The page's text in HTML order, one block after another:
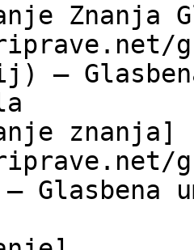
Znanja
—
znanja]
— Glasbena